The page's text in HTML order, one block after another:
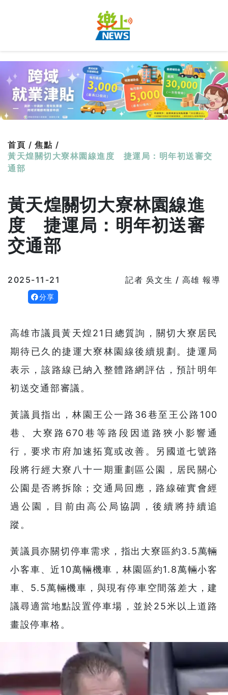
首頁 / 焦點 /
黃天煌關切大寮林園線進度 捷運局：明年初送審交
通部
黃天煌關切大寮林園線進
度 捷運局：明年初送審
交通部
2025-11-21 記者 吳文生 / 高雄 報導
分享
高雄市議員黃天煌21日總質詢，關切大寮居民
期待已久的捷運大寮林園線後續規劃。捷運局
表示，該路線已納入整體路網評估，預計明年
初送交通部審議。
黃議員指出，林園王公一路36巷至王公路100
巷、大寮路670巷等路段因道路狹小影響通
行，要求市府加速拓寬或改善。另國道七號路
段將行經大寮八十一期重劃區公園，居民關心
公園是否將拆除；交通局回應，路線確實會經
過公園，目前由高公局協調，後續將持續追
蹤。
黃議員亦關切停車需求，指出大寮區約3.5萬輛
小客車、近10萬輛機車，林園區約1.8萬輛小客
車、5.5萬輛機車，與現有停車空間落差大，建
議尋適當地點設置停車場，並於25米以上道路
畫設停車格。